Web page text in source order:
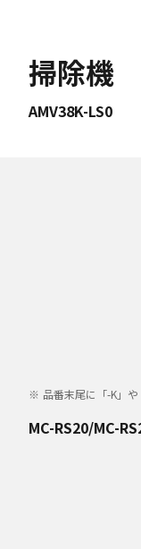
掃除機
AMV38K-LS0
品番末尾に「-K」
MC-RS20/MC-